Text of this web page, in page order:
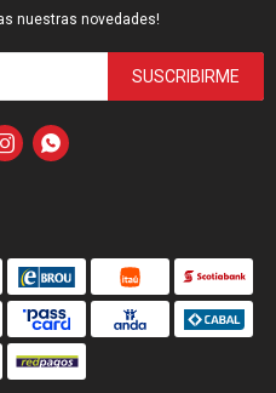
nuestras novedades!
SUSCRIBIRME
